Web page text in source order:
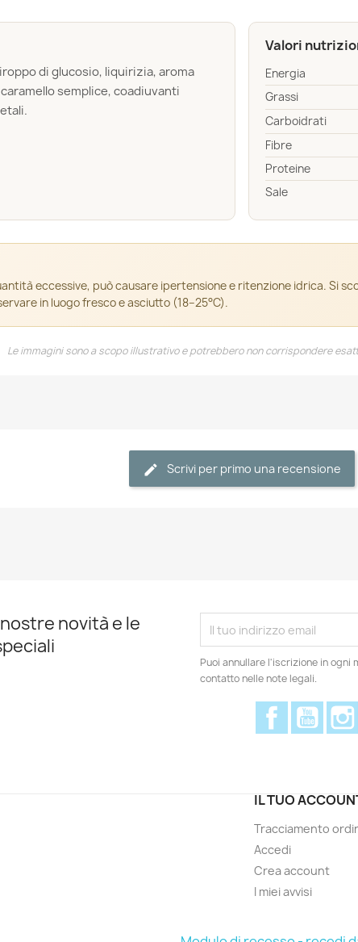
di glucosio, liquirizia, aroma
semplice, coadiuvanti
Valori
Energia
Grassi
Carboidrati
Fibre
Proteine
Sale
eccessive, può causare ipertensione e ritenzione idrica. Si
in luogo fresco e asciutto (18–25°C).
Le immagini sono a scopo illustrativo e potrebbero non corrispondere
Scrivi per primo una recensione
novità e le
Puoi annullare l'iscrizione in ogni
contatto nelle note legali.
Facebook
IL TUO
Tracciamento
Accedi
Crea account
I miei avvisi